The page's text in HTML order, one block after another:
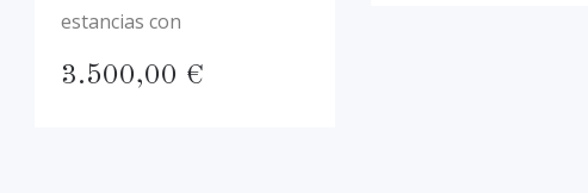
estancias con
3.500,00 €